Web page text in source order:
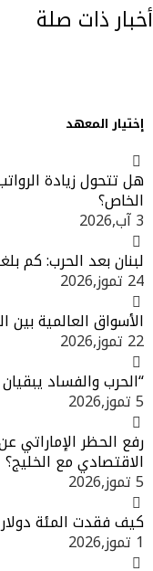
أخبار ذات صلة
إختيار المعهد
هل تتحول زيادة
الخاص؟
3 آب,2026
لبنان بعد الحرب: كم
24 تموز,2026
الأسواق العالمية بين
22 تموز,2026
“الحرب والفساد
5 تموز,2026
رفع الحظر الإماراتي
الاقتصادي مع الخليج؟
5 تموز,2026
كيف فقدت المئة
1 تموز,2026